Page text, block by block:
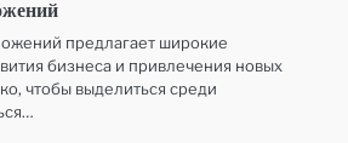
предлагает широкие
бизнеса и привлечения новых
чтобы выделиться среди